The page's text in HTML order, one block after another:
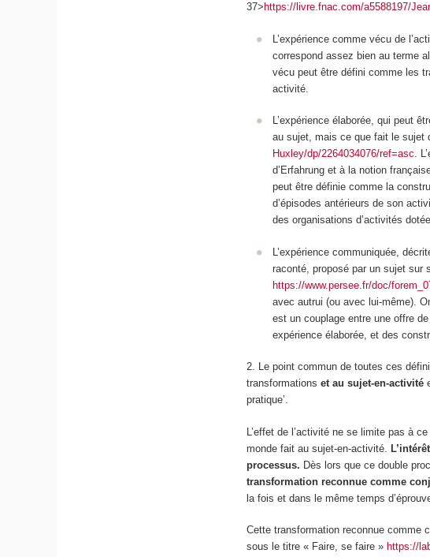
37> https://livre.fnac.com/a5588197/
L’expérience comme vécu de
correspond assez bien au terme
vécu peut être défini comme les
activité.
L’expérience élaborée, qui peut
au sujet, mais ce que fait le sujet
Huxley/dp/2264034076/ref=asc.
d’Erfahrung et à la notion
peut être définie comme la
d’épisodes antérieurs de son
des organisations d’activités
L’expérience communiquée,
raconté, proposé par un sujet sur
https://www.persee.fr/doc/
avec autrui (ou avec lui-même).
est un couplage entre une offre
expérience élaborée, et des
2. Le point commun de toutes ces
transformationset au sujet-en-activité
pratique’.
L’effet de l’activité ne se limite pas à
monde fait au sujet-en-activité.
processus. Dès lors que ce double
transformation reconnue comme
la fois et dans le même temps
Cette transformation reconnue comme
sous le titre « Faire, se faire » https://